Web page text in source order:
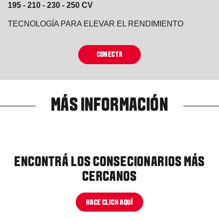
195 - 210 - 230 - 250 CV
TECNOLOGÍA PARA ELEVAR EL RENDIMIENTO
CONECTA
MÁS INFORMACIÓN
ENCONTRÁ LOS CONSECIONARIOS MÁS
CERCANOS
HACE CLICK AQUÍ